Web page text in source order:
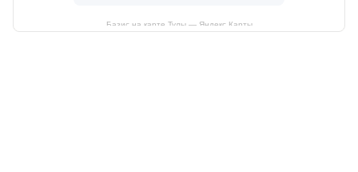
Базис на карте Тулы — Яндекс Карты